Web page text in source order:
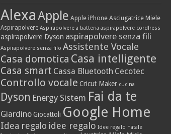
AlexaApple Apple iPhone Asciugatrice Miele
Aspirapolvere Aspirapolvere a batteria aspirapolvere cordlress
aspirapolvere Dyson aspirapolvere senza fili
Aspirapolvere senza filo Assistente Vocale
Casa domotica Casa intelligente
Casa smart Cassa Bluetooth Cecotec
Controllo vocale Cricut Maker cucina
Dyson Energy Sistem Fai da te
Giardino Giocattoli Google Home
Idea regalo idee regalo Idee regalo natale